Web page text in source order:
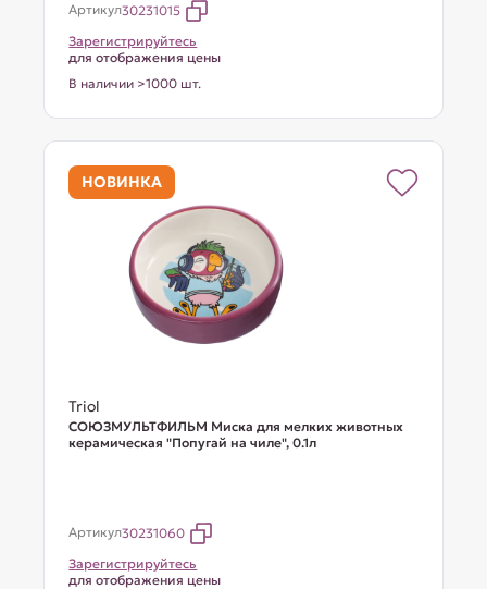
Артикул30231015
Зарегистрируйтесь
для отображения цены
В наличии >1000 шт.
НОВИНКА
Triol
СОЮЗМУЛЬТФИЛЬМ Миска для мелких животных
керамическая "Попугай на чиле", 0.1л
Артикул30231060
Зарегистрируйтесь
для отображения цены